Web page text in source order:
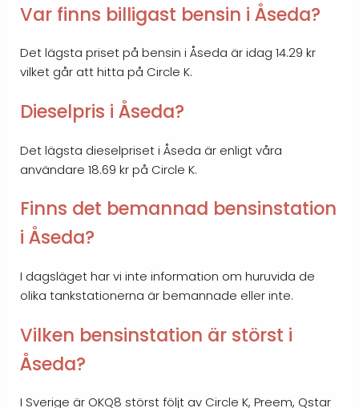
Var finns billigast bensin i Åseda?
Det lägsta priset på bensin i Åseda är idag 14.29 kr
vilket går att hitta på Circle K.
Dieselpris i Åseda?
Det lägsta dieselpriset i Åseda är enligt våra
användare 18.69 kr på Circle K.
Finns det bemannad bensinstation
i Åseda?
I dagsläget har vi inte information om huruvida de
olika tankstationerna är bemannade eller inte.
Vilken bensinstation är störst i
Åseda?
I Sverige är OKQ8 störst följt av Circle K, Preem, Qstar